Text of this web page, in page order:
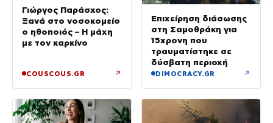
Γιώργος Παράσχος:
Ξανά στο νοσοκομείο
ο ηθοποιός – Η μάχη
με τον καρκίνο
COUSCOUS.GR ↗
Επιχείρηση διάσωσης
στη Σαμοθράκη για
15χρονη που
τραυματίστηκε σε
δύσβατη περιοχή
DIMOCRACY.GR ↗